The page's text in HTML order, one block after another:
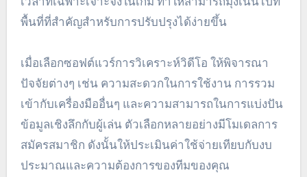
วิเคราะห์ฟุตเทจการแข่งขันและประเมินประสิทธิภาพ
ให้โค้ชสามารถตรวจสอบการเล่น ระบุจุดแข็งและจุด
อ่อน และให้ข้อเสนอแนะแบบภาพแก่ผู้เล่น
แพลตฟอร์มเหล่านี้มักมีฟีเจอร์สำหรับการติดแท็กช่วง
เวลาที่เฉพาะเจาะจงในเกม ทำให้สามารถมุ่งเน้นไปที่
พื้นที่ที่สำคัญสำหรับการปรับปรุงได้ง่ายขึ้น